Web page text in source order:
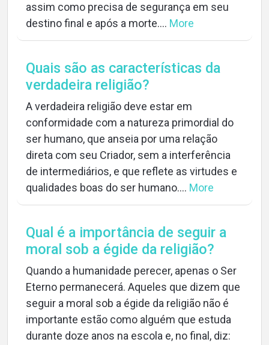
assim como precisa de segurança em seu
destino final e após a morte.... More
Quais são as características da
verdadeira religião?
A verdadeira religião deve estar em
conformidade com a natureza primordial do
ser humano, que anseia por uma relação
direta com seu Criador, sem a interferência
de intermediários, e que reflete as virtudes e
qualidades boas do ser humano.... More
Qual é a importância de seguir a
moral sob a égide da religião?
Quando a humanidade perecer, apenas o Ser
Eterno permanecerá. Aqueles que dizem que
seguir a moral sob a égide da religião não é
importante estão como alguém que estuda
durante doze anos na escola e, no final, diz: